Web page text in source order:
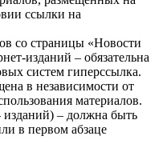
ссылки на
со страницы «Новости
изданий – обязательна
систем гиперссылка.
в независимости от
материалов.
изданий) – должна быть
в первом абзаце